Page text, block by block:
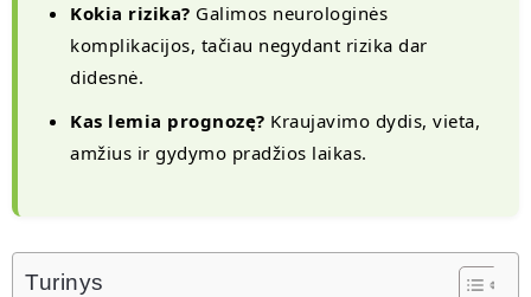
Kokia rizika? Galimos neurologinės
komplikacijos, tačiau negydant rizika dar
didesnė.
Kas lemia prognozę? Kraujavimo dydis, vieta,
amžius ir gydymo pradžios laikas.
Turinys